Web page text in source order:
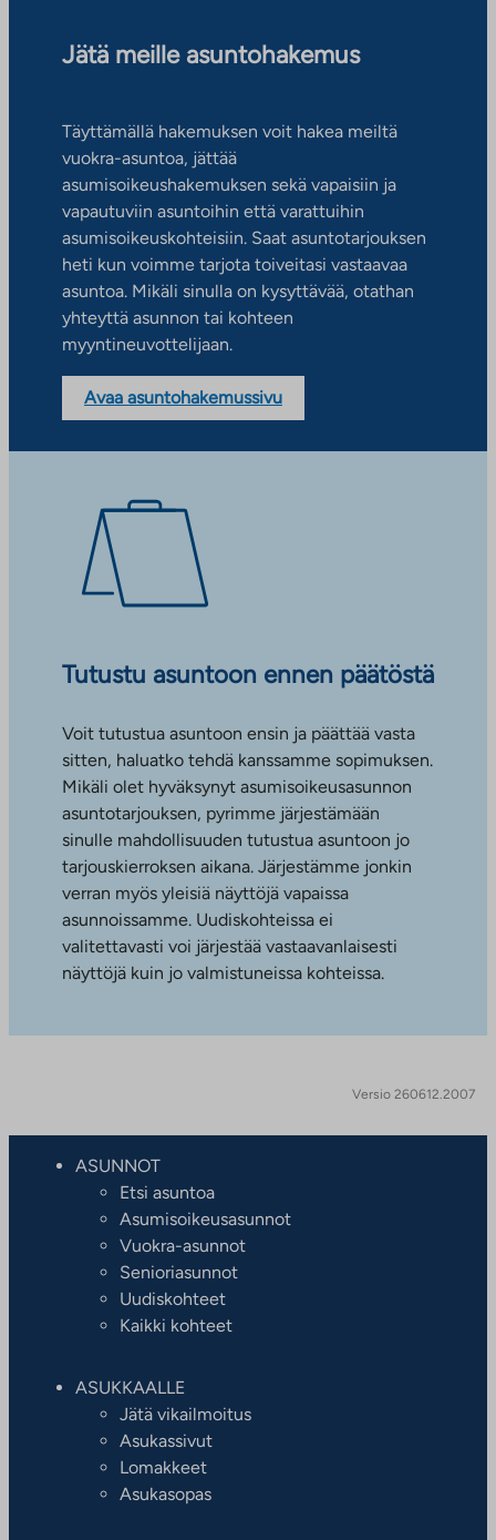
Jätä meille asuntohakemus
Täyttämällä hakemuksen voit hakea meiltä
vuokra-asuntoa, jättää
asumisoikeushakemuksen sekä vapaisiin ja
vapautuviin asuntoihin että varattuihin
asumisoikeuskohteisiin. Saat asuntotarjouksen
heti kun voimme tarjota toiveitasi vastaavaa
asuntoa. Mikäli sinulla on kysyttävää, otathan
yhteyttä asunnon tai kohteen
myyntineuvottelijaan.
Avaa asuntohakemussivu
Tutustu asuntoon ennen päätöstä
Voit tutustua asuntoon ensin ja päättää vasta
sitten, haluatko tehdä kanssamme sopimuksen.
Mikäli olet hyväksynyt asumisoikeusasunnon
asuntotarjouksen, pyrimme järjestämään
sinulle mahdollisuuden tutustua asuntoon jo
tarjouskierroksen aikana. Järjestämme jonkin
verran myös yleisiä näyttöjä vapaissa
asunnoissamme. Uudiskohteissa ei
valitettavasti voi järjestää vastaavanlaisesti
näyttöjä kuin jo valmistuneissa kohteissa.
Versio 260612.2007
ASUNNOT
Etsi asuntoa
Asumisoikeusasunnot
Vuokra-asunnot
Senioriasunnot
Uudiskohteet
Kaikki kohteet
ASUKKAALLE
Jätä vikailmoitus
Asukassivut
Lomakkeet
Asukasopas